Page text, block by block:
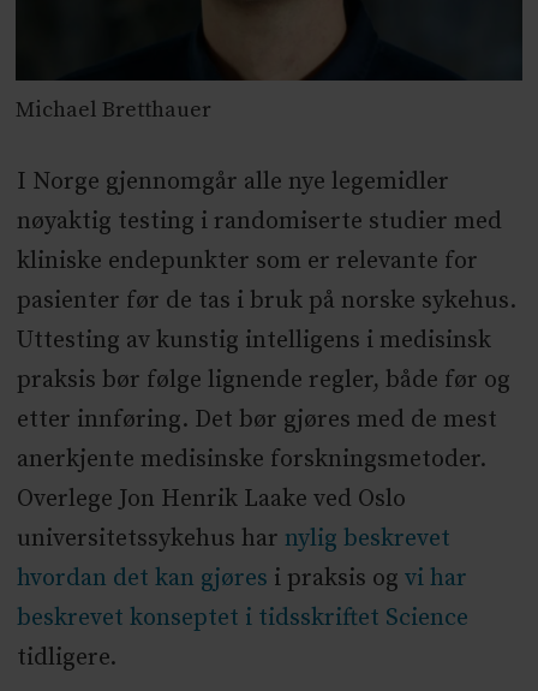
Michael Bretthauer
I Norge gjennomgår alle nye legemidler
nøyaktig testing i randomiserte studier med
kliniske endepunkter som er relevante for
pasienter før de tas i bruk på norske sykehus.
Uttesting av kunstig intelligens i medisinsk
praksis bør følge lignende regler, både før og
etter innføring. Det bør gjøres med de mest
anerkjente medisinske forskningsmetoder.
Overlege Jon Henrik Laake ved Oslo
universitetssykehus har nylig beskrevet
hvordan det kan gjøres i praksis og vi har
beskrevet konseptet i tidsskriftet Science
tidligere.